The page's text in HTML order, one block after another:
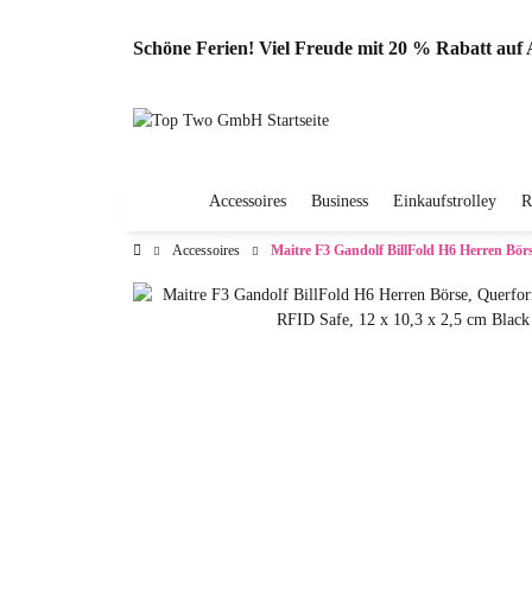
Schöne Ferien! Viel Freude mit 20 % Rabatt
Accessoires Business Einkaufstrolley
Accessoires Maitre F3 Gandolf BillFold H6 Herren